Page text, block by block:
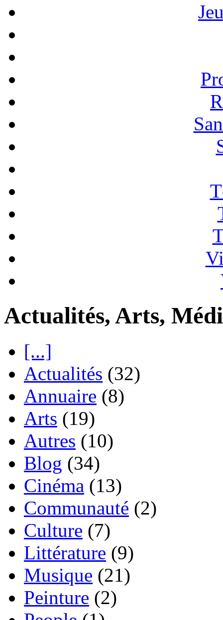
Actualités, Arts,
[...]
Actualités (32)
Annuaire (8)
Arts (19)
Autres (10)
Blog (34)
Cinéma (13)
Communauté (2)
Culture (7)
Littérature (9)
Musique (21)
Peinture (2)